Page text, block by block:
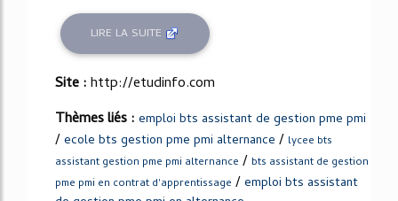
LIRE LA SUITE
Site :http://etudinfo.com
Thèmes liés : emploi bts assistant de gestion pme pmi
/ecole bts gestion pme pmi alternance / lycee bts
assistant gestion pme pmi alternance / bts assistant de gestion
pme pmi en contrat d'apprentissage /emploi bts assistant